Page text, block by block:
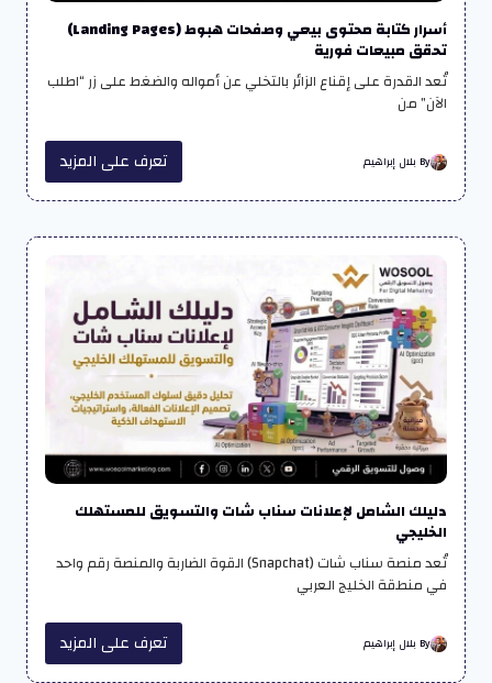
أسرار كتابة محتوى بيعي وصفحات هبوط (Landing Pages)
تحقق مبيعات فورية
تُعد القدرة على إقناع الزائر بالتخلي عن أمواله والضغط على زر “اطلب
الآن” من
By بلال إبراهيم تعرف على المزيد
دليلك الشامل لإعلانات سناب شات والتسويق للمستهلك
الخليجي
تُعد منصة سناب شات (Snapchat) القوة الضاربة والمنصة رقم واحد
في منطقة الخليج العربي
By بلال إبراهيم تعرف على المزيد